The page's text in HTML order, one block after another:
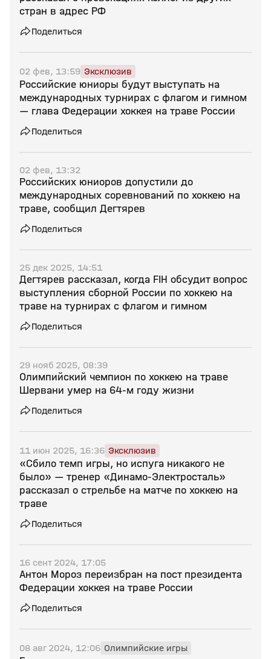
стран в адрес РФ
Поделиться
02 фев, 13:59 Эксклюзив
Российские юниоры будут выступать на
международных турнирах с флагом и гимном
— глава Федерации хоккея на траве России
Поделиться
02 фев, 13:32
Российских юниоров допустили до
международных соревнований по хоккею на
траве, сообщил Дегтярев
Поделиться
25 дек 2025, 14:51
Дегтярев рассказал, когда FIH обсудит вопрос
выступления сборной России по хоккею на
траве на турнирах с флагом и гимном
Поделиться
29 нояб 2025, 08:39
Олимпийский чемпион по хоккею на траве
Шервани умер на 64‑м году жизни
Поделиться
11 июн 2025, 16:36 Эксклюзив
«Сбило темп игры, но испуга никакого не
было» — тренер «Динамо‑Электросталь»
рассказал о стрельбе на матче по хоккею на
траве
Поделиться
16 сент 2024, 17:05
Антон Мороз переизбран на пост президента
Федерации хоккея на траве России
Поделиться
08 авг 2024, 12:06 Олимпийские игры